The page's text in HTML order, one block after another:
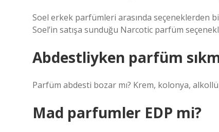
Soel erkek parfümleri arasında seçeneklerden
Soel’in satışa sunduğu Narcotic parfüm
Abdestliyken parfüm
Parfüm abdesti bozar mı? Krem, kolonya,
Mad parfumler EDP mi?